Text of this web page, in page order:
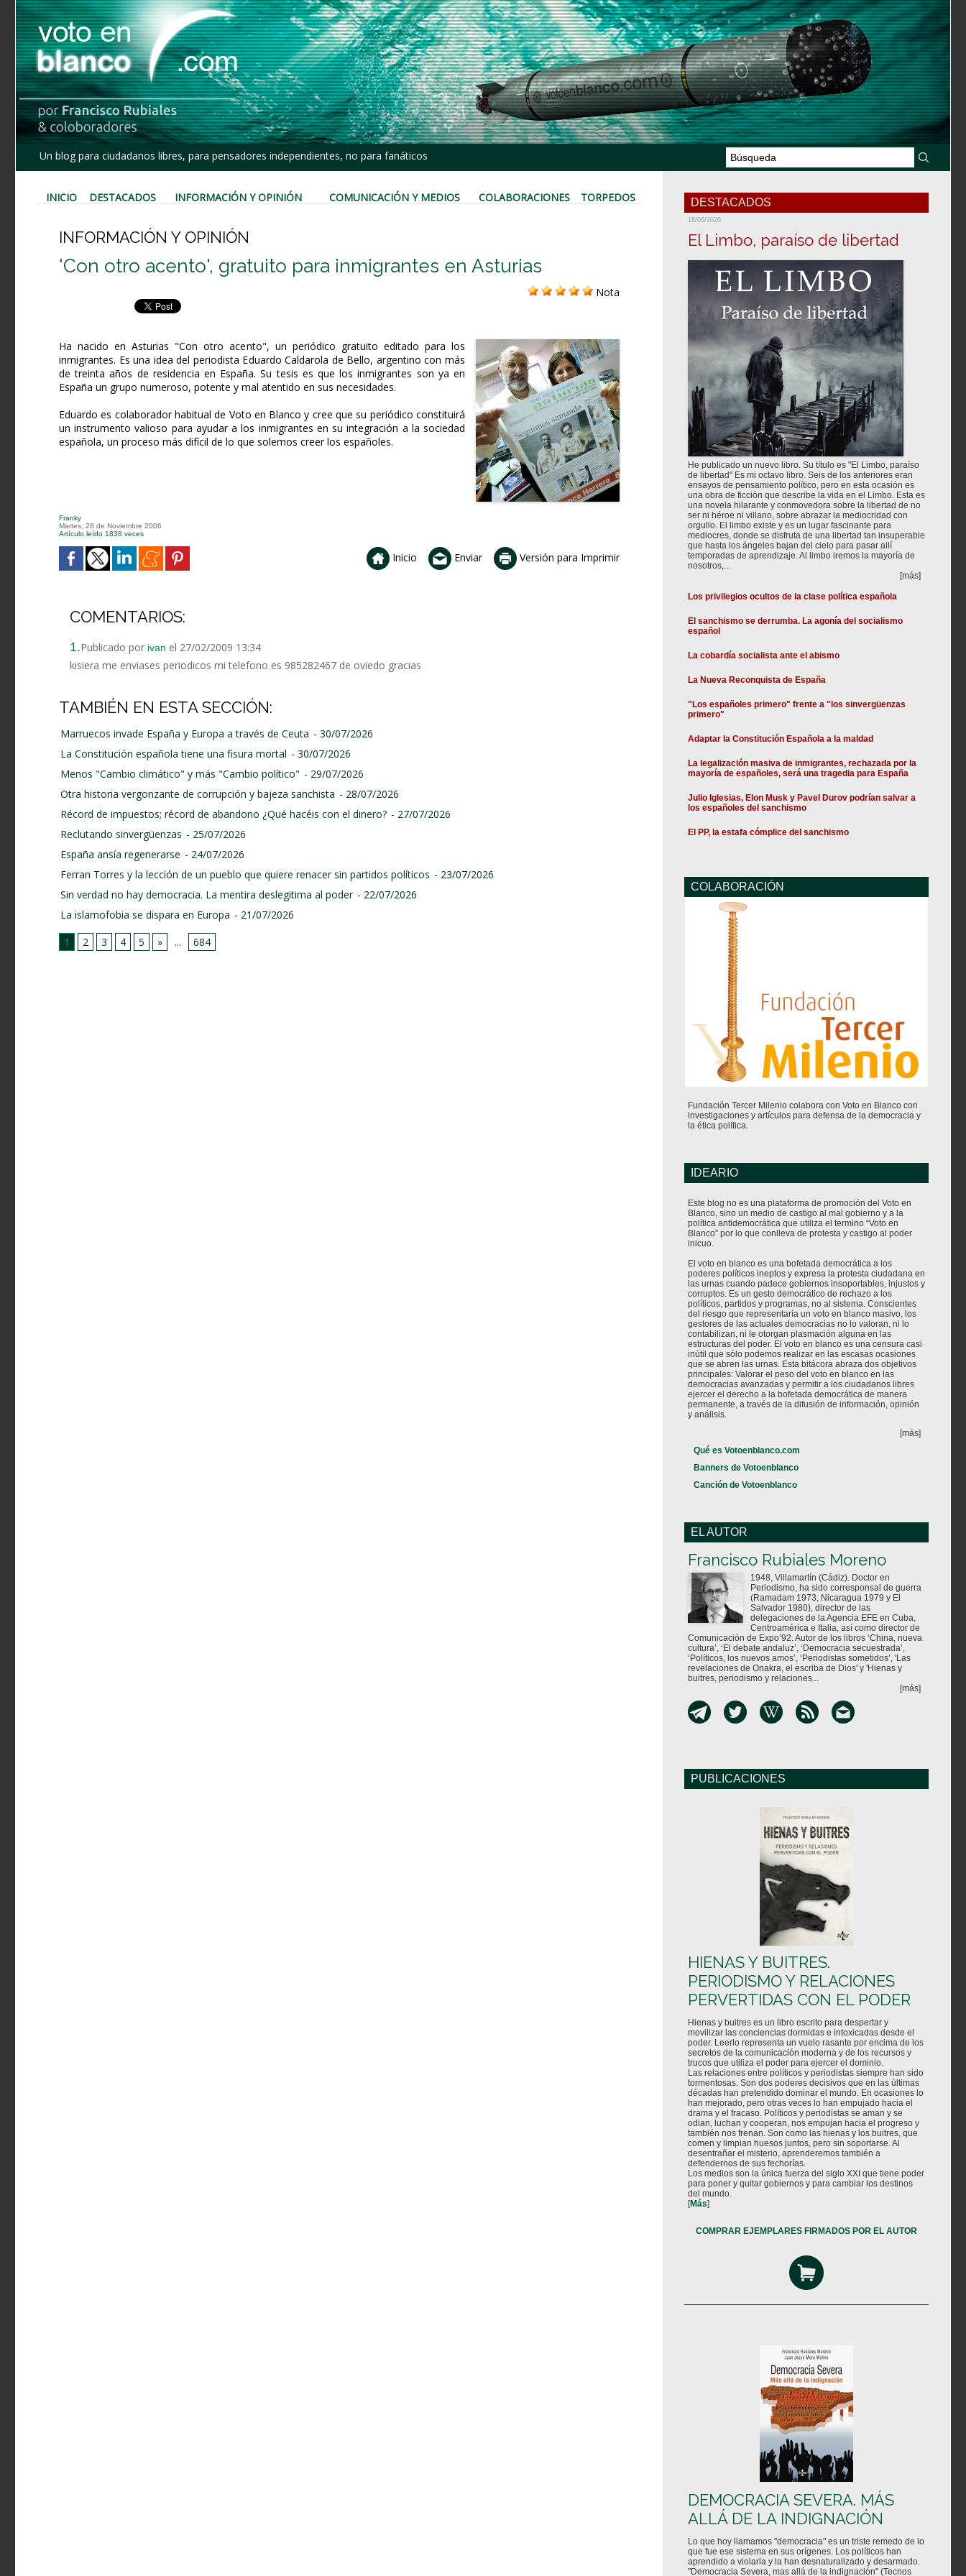
Un blog para ciudadanos libres, para pensadores independientes, no para fanáticos
INICIO DESTACADOS INFORMACIÓN Y OPINIÓN COMUNICACIÓN Y MEDIOS COLABORACIONES TORPEDOS
INFORMACIÓN Y OPINIÓN
'Con otro acento', gratuito para inmigrantes en Asturias
Nota
Ha nacido en Asturias "Con otro acento", un periódico gratuito editado para los
inmigrantes. Es una idea del periodista Eduardo Caldarola de Bello, argentino con más
de treinta años de residencia en España. Su tesis es que los inmigrantes son ya en
España un grupo numeroso, potente y mal atentido en sus necesidades.
Eduardo es colaborador habitual de Voto en Blanco y cree que su periódico constituirá
un instrumento valioso para ayudar a los inmigrantes en su integración a la sociedad
española, un proceso más difícil de lo que solemos creer los españoles.
Franky
Martes, 28 de Noviembre 2006
Artículo leído 1838 veces
Inicio Enviar Versión para Imprimir
COMENTARIOS:
1.Publicado por ivan el 27/02/2009 13:34
kisiera me enviases periodicos mi telefono es 985282467 de oviedo gracias
TAMBIÉN EN ESTA SECCIÓN:
Marruecos invade España y Europa a través de Ceuta - 30/07/2026
La Constitución española tiene una fisura mortal - 30/07/2026
Menos "Cambio climático" y más "Cambio político" - 29/07/2026
Otra historia vergonzante de corrupción y bajeza sanchista - 28/07/2026
Récord de impuestos; récord de abandono ¿Qué hacéis con el dinero? - 27/07/2026
Reclutando sinvergüenzas - 25/07/2026
España ansía regenerarse - 24/07/2026
Ferran Torres y la lección de un pueblo que quiere renacer sin partidos políticos - 23/07/2026
Sin verdad no hay democracia. La mentira deslegitima al poder - 22/07/2026
La islamofobia se dispara en Europa - 21/07/2026
1
2 3 4 5 » ... 684
DESTACADOS
18/06/2026
El Limbo, paraíso de libertad
He publicado un nuevo libro. Su título es "El Limbo, paraíso
de libertad" Es mi octavo libro. Seis de los anteriores eran
ensayos de pensamiento político, pero en esta ocasión es
una obra de ficción que describe la vida en el Limbo. Esta es
una novela hilarante y conmovedora sobre la libertad de no
ser ni héroe ni villano, sobre abrazar la mediocridad con
orgullo. El limbo existe y es un lugar fascinante para
mediocres, donde se disfruta de una libertad tan insuperable
que hasta los ángeles bajan del cielo para pasar allí
temporadas de aprendizaje. Al limbo iremos la mayoría de
nosotros,...
[más]
Los privilegios ocultos de la clase política española
El sanchismo se derrumba. La agonía del socialismo
español
La cobardía socialista ante el abismo
La Nueva Reconquista de España
"Los españoles primero" frente a "los sinvergüenzas
primero"
Adaptar la Constitución Española a la maldad
La legalización masiva de inmigrantes, rechazada por la
mayoría de españoles, será una tragedia para España
Julio Iglesias, Elon Musk y Pavel Durov podrían salvar a
los españoles del sanchismo
El PP, la estafa cómplice del sanchismo
COLABORACIÓN
Fundación Tercer Milenio colabora con Voto en Blanco con
investigaciones y artículos para defensa de la democracia y
la ética política.
IDEARIO
Este blog no es una plataforma de promoción del Voto en
Blanco, sino un medio de castigo al mal gobierno y a la
política antidemocrática que utiliza el termino “Voto en
Blanco” por lo que conlleva de protesta y castigo al poder
inicuo.
El voto en blanco es una bofetada democrática a los
poderes políticos ineptos y expresa la protesta ciudadana en
las urnas cuando padece gobiernos insoportables, injustos y
corruptos. Es un gesto democrático de rechazo a los
políticos, partidos y programas, no al sistema. Conscientes
del riesgo que representaría un voto en blanco masivo, los
gestores de las actuales democracias no lo valoran, ni lo
contabilizan, ni le otorgan plasmación alguna en las
estructuras del poder. El voto en blanco es una censura casi
inútil que sólo podemos realizar en las escasas ocasiones
que se abren las urnas. Esta bitácora abraza dos objetivos
principales: Valorar el peso del voto en blanco en las
democracias avanzadas y permitir a los ciudadanos libres
ejercer el derecho a la bofetada democrática de manera
permanente, a través de la difusión de información, opinión
y análisis.
[más]
Qué es Votoenblanco.com
Banners de Votoenblanco
Canción de Votoenblanco
EL AUTOR
Francisco Rubiales Moreno
1948, Villamartín (Cádiz). Doctor en
Periodismo, ha sido corresponsal de guerra
(Ramadam 1973, Nicaragua 1979 y El
Salvador 1980), director de las
delegaciones de la Agencia EFE en Cuba,
Centroamérica e Italia, así como director de
Comunicación de Expo’92. Autor de los libros ‘China, nueva
cultura’, ‘El debate andaluz’, ‘Democracia secuestrada’,
‘Políticos, los nuevos amos’, ‘Periodistas sometidos’, 'Las
revelaciones de Onakra, el escriba de Dios' y 'Hienas y
buitres, periodismo y relaciones...
[más]
PUBLICACIONES
HIENAS Y BUITRES.
PERIODISMO Y RELACIONES
PERVERTIDAS CON EL PODER
Hienas y buitres es un libro escrito para despertar y
movilizar las conciencias dormidas e intoxicadas desde el
poder. Leerlo representa un vuelo rasante por encima de los
secretos de la comunicación moderna y de los recursos y
trucos que utiliza el poder para ejercer el dominio.
Las relaciones entre políticos y periodistas siempre han sido
tormentosas. Son dos poderes decisivos que en las últimas
décadas han pretendido dominar el mundo. En ocasiones lo
han mejorado, pero otras veces lo han empujado hacia el
drama y el fracaso. Políticos y periodistas se aman y se
odian, luchan y cooperan, nos empujan hacia el progreso y
también nos frenan. Son como las hienas y los buitres, que
comen y limpian huesos juntos, pero sin soportarse. Al
desentrañar el misterio, aprenderemos también a
defendernos de sus fechorías.
Los medios son la única fuerza del siglo XXI que tiene poder
para poner y quitar gobiernos y para cambiar los destinos
del mundo.
[Más]
COMPRAR EJEMPLARES FIRMADOS POR EL AUTOR
DEMOCRACIA SEVERA. MÁS
ALLÁ DE LA INDIGNACIÓN
Lo que hoy llamamos "democracia" es un triste remedo de lo
que fue ese sistema en sus orígenes. Los políticos han
aprendido a violarla y la han desnaturalizado y desarmado.
"Democracia Severa, mas allá de la indignación" (Tecnos